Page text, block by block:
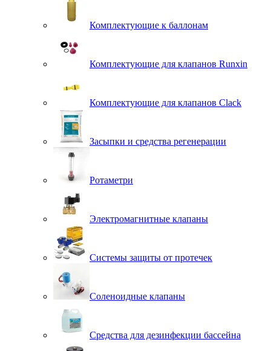
Комплектующие к баллонам
Комплектующие для клапанов Runxin
Комплектующие для клапанов Clack
Засыпки и средства регенерации
Ротаметри
Электромагнитные клапаны
Системы защиты от протечек
Соленоидные клапаны
Средства для дезинфекции бассейна